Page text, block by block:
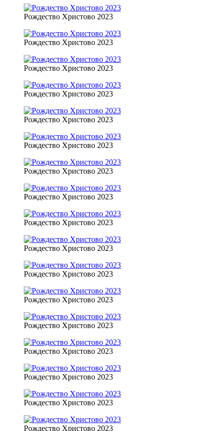
Рождество Христово 2023
Рождество Христово 2023
Рождество Христово 2023
Рождество Христово 2023
Рождество Христово 2023
Рождество Христово 2023
Рождество Христово 2023
Рождество Христово 2023
Рождество Христово 2023
Рождество Христово 2023
Рождество Христово 2023
Рождество Христово 2023
Рождество Христово 2023
Рождество Христово 2023
Рождество Христово 2023
Рождество Христово 2023
Рождество Христово 2023